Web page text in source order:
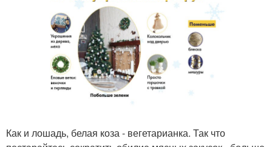
Как и лошадь, белая коза - вегетарианка. Так что